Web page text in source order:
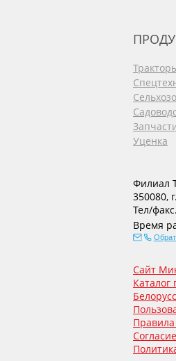
Уценка
Филиал
350080,
Тел/факс.
Время
Сайт